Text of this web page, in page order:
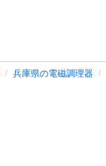
兵庫県の電磁調理器